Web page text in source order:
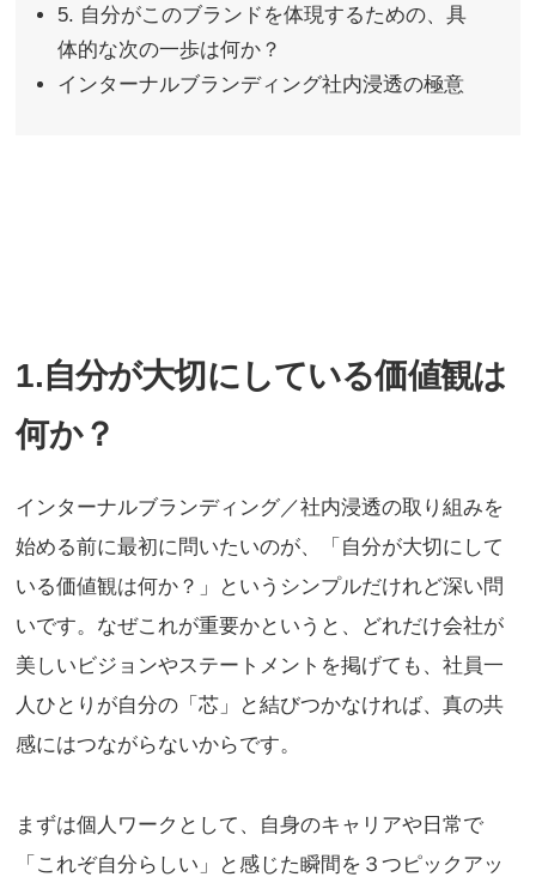
5. 自分がこのブランドを体現するための、具
体的な次の一歩は何か？
インターナルブランディング社内浸透の極意
1.自分が大切にしている価値観は
何か？
インターナルブランディング／社内浸透の取り組みを
始める前に最初に問いたいのが、「自分が大切にして
いる価値観は何か？」というシンプルだけれど深い問
いです。なぜこれが重要かというと、どれだけ会社が
美しいビジョンやステートメントを掲げても、社員一
人ひとりが自分の「芯」と結びつかなければ、真の共
感にはつながらないからです。
まずは個人ワークとして、自身のキャリアや日常で
「これぞ自分らしい」と感じた瞬間を３つピックアッ